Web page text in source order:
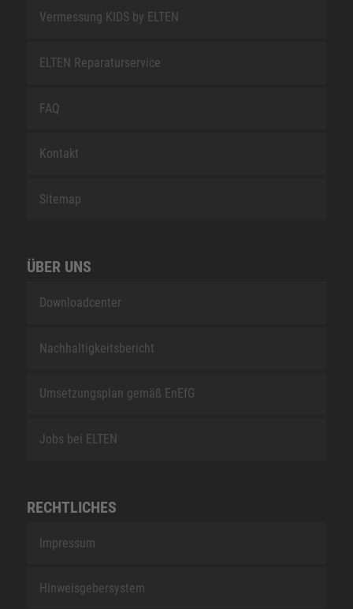
Vermessung KIDS by ELTEN
ELTEN Reparaturservice
FAQ
Kontakt
Sitemap
ÜBER UNS
Downloadcenter
Nachhaltigkeitsbericht
Umsetzungsplan gemäß EnEfG
Jobs bei ELTEN
RECHTLICHES
Impressum
Hinweisgebersystem